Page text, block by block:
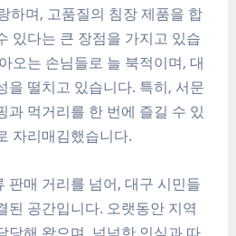
하며, 고품질의 침장 제품을 합
있다는 큰 장점을 가지고 있습
오는 손님들로 늘 북적이며, 대
을 떨치고 있습니다. 특히, 서문
과 먹거리를 한 번에 즐길 수 있
자리매김했습니다.
판매 거리를 넘어, 대구 시민들
된 공간입니다. 오랫동안 지역
당해 왔으며, 넉넉한 인심과 따